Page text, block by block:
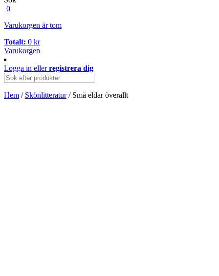
0
Varukorgen är tom
Totalt: 0 kr
Varukorgen
Logga in ellerregistrera dig
Hem / Skönlitteratur/ Små eldar överallt